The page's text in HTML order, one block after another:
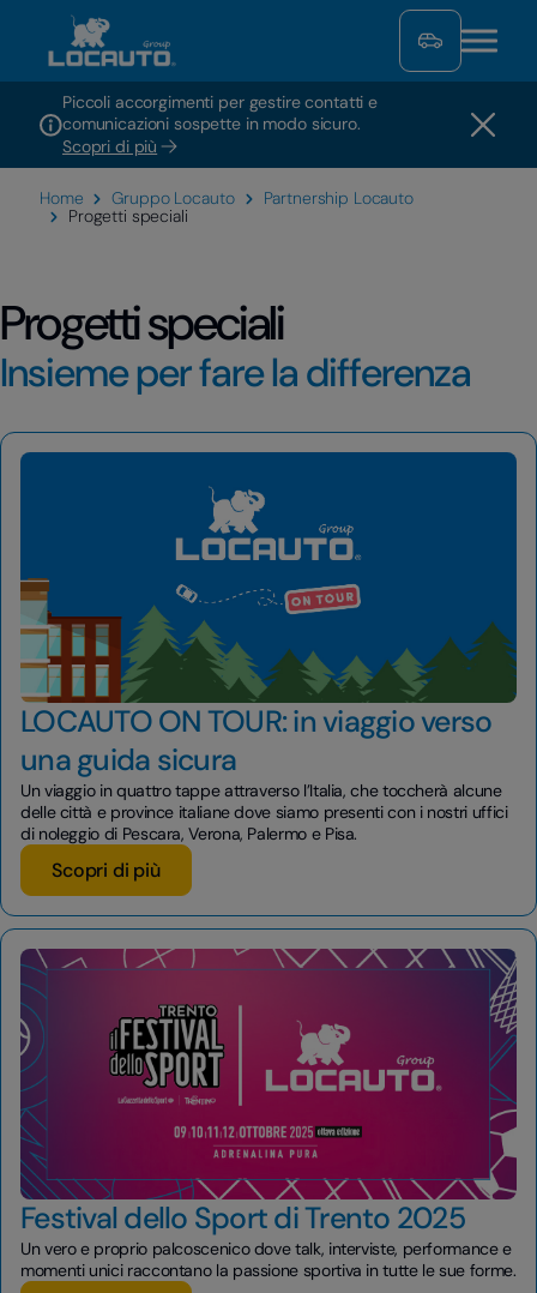
Piccoli accorgimenti per gestire contatti e
comunicazioni sospette in modo sicuro.
Scopri di più
Home Gruppo Locauto
Partnership Locauto
Progetti speciali
Progetti speciali
Insieme per fare la differenza
LOCAUTO ON TOUR: in viaggio verso
una guida sicura
Un viaggio in quattro tappe attraverso l’Italia, che toccherà alcune
delle città e province italiane dove siamo presenti con i nostri uffici
di noleggio di Pescara, Verona, Palermo e Pisa.
Scopri di più
Festival dello Sport di Trento 2025
Un vero e proprio palcoscenico dove talk, interviste, performance e
momenti unici raccontano la passione sportiva in tutte le sue forme.